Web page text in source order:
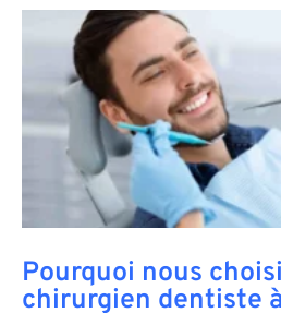
Pourquoi nous
chirurgien dentiste